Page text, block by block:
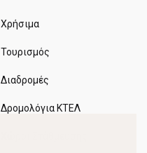
Χρήσιμα
Τουρισμός
Διαδρομές
Δρομολόγια ΚΤΕΛ